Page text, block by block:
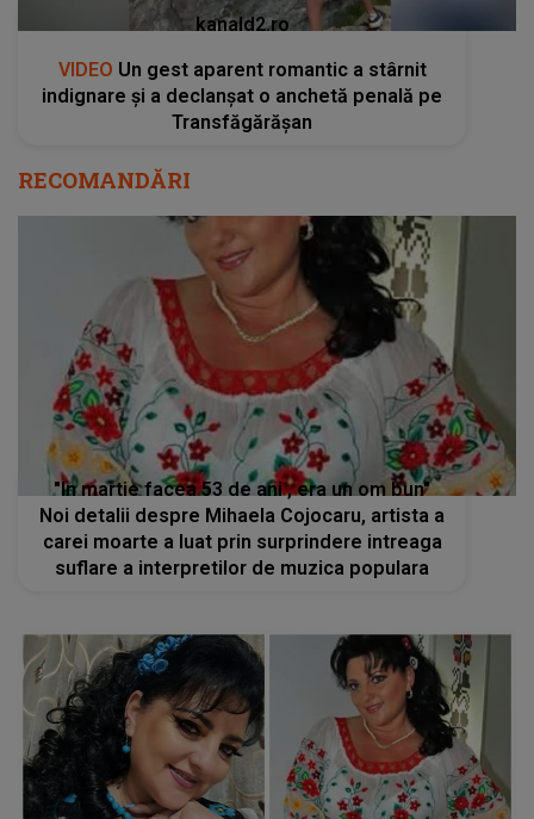
kanald2.ro
VIDEO Un gest aparent romantic a stârnit
indignare și a declanșat o anchetă penală pe
Transfăgărășan
RECOMANDĂRI
"In martie facea 53 de ani , era un om bun"
Noi detalii despre Mihaela Cojocaru, artista a
carei moarte a luat prin surprindere intreaga
suflare a interpretilor de muzica populara